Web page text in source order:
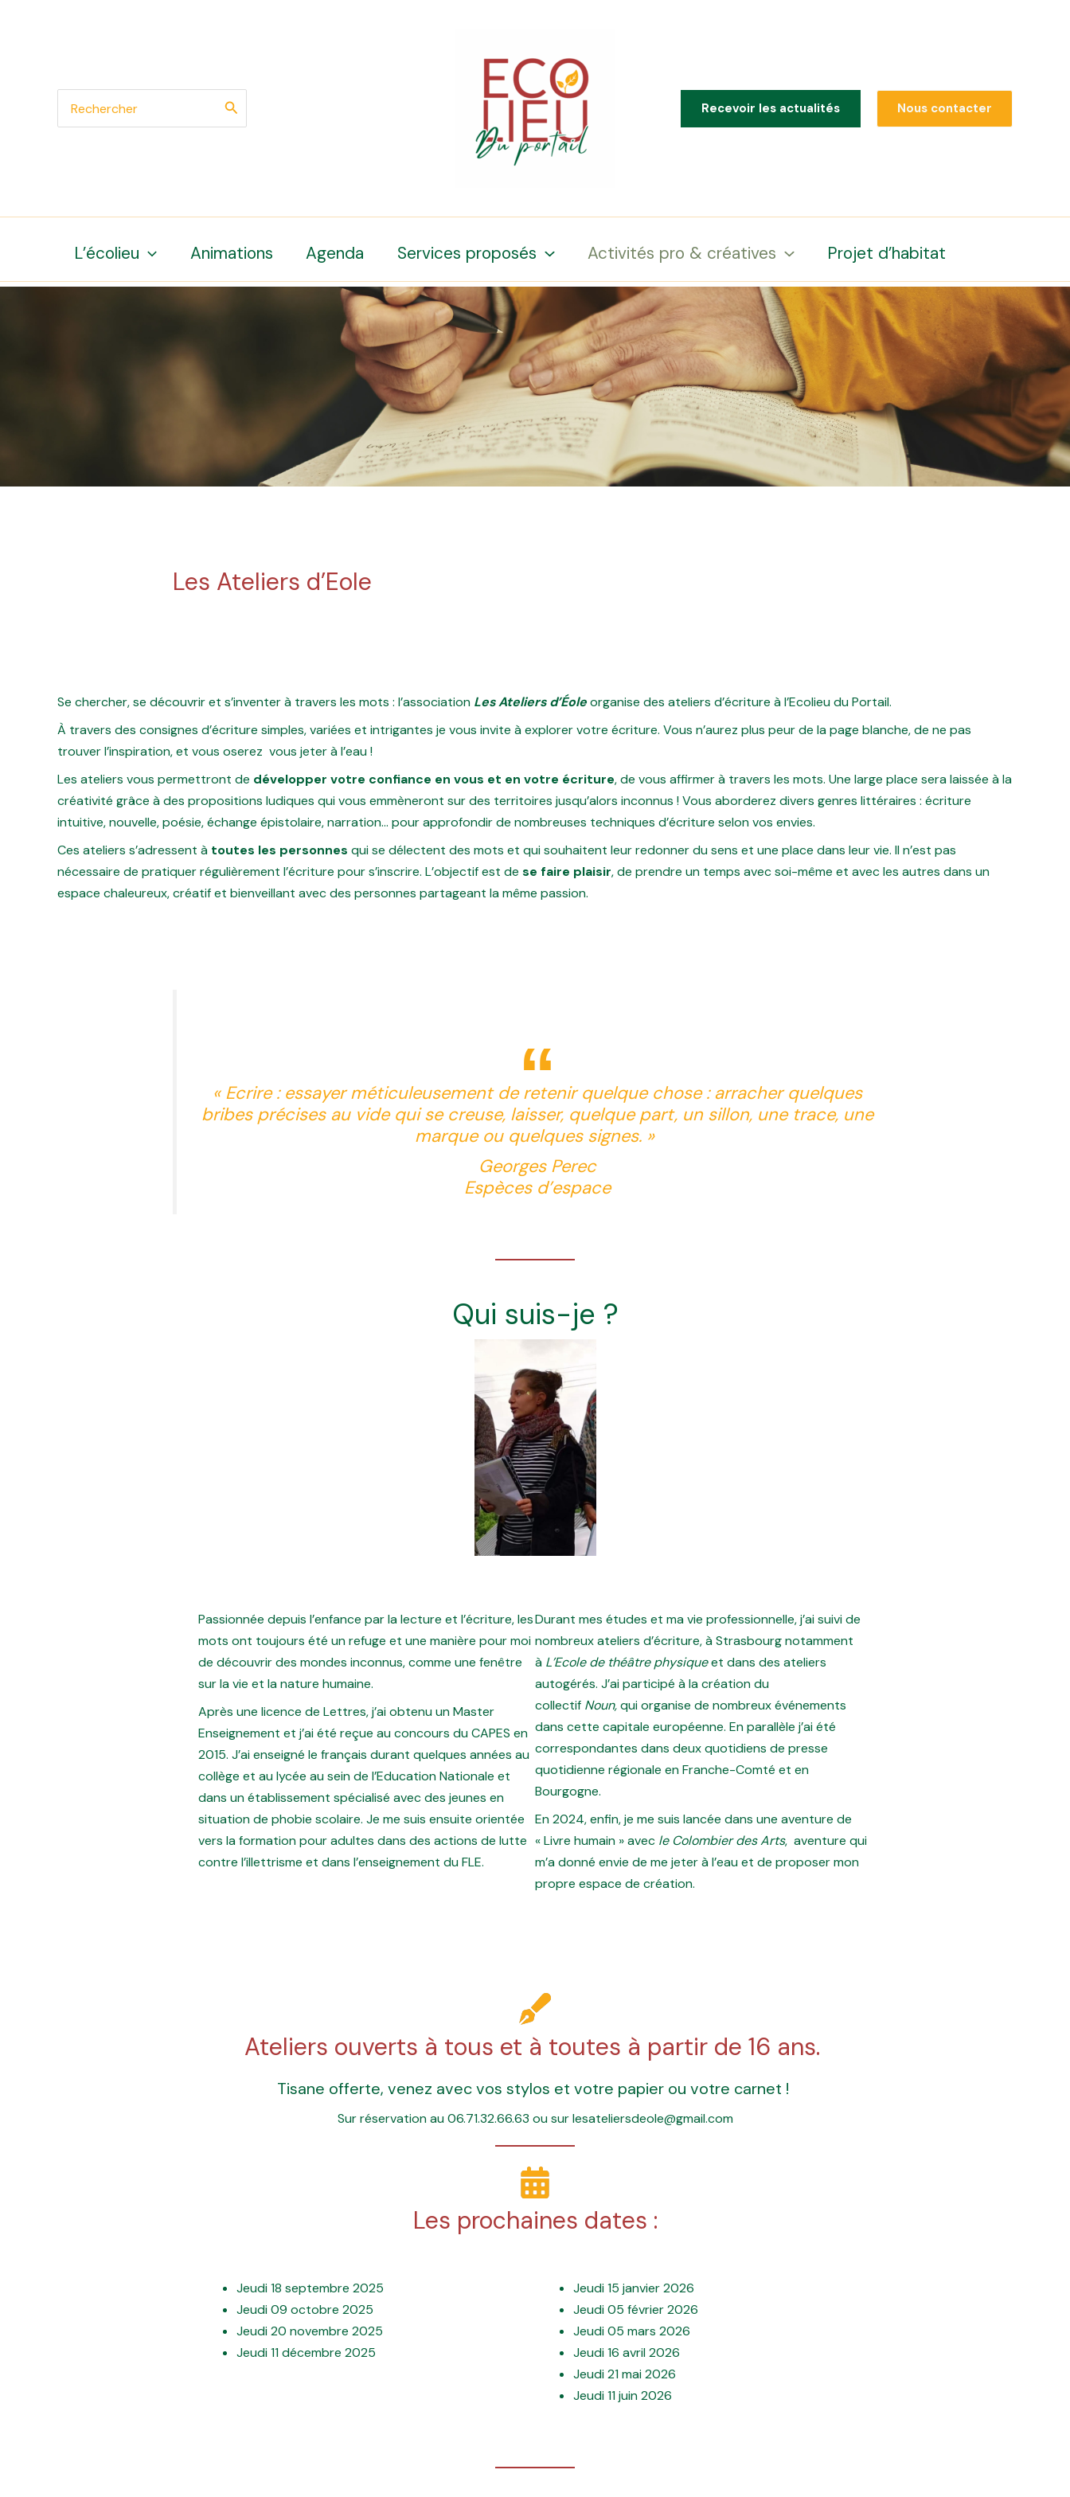
for:
Recevoir les actualités Nous contacter
L’écolieu Animations Agenda Services proposés Activités pro & créatives Projet d’habitat
Les Ateliers d’Eole
Se chercher, se découvrir et s’inventer à travers les mots : l’association Les Ateliers d’Éoleorganise des ateliers d’écriture à l’Ecolieu du Portail.
À travers des consignes d’écriture simples, variées et intrigantes je vous invite à explorer votre écriture. Vous n’aurez plus peur de la page blanche, de ne pas
trouver l’inspiration, et vous oserez vous jeter à l’eau !
Les ateliers vous permettront de développer votre confiance en vous et en votre écriture, de vous affirmer à travers les mots. Une large place sera laissée à la
créativité grâce à des propositions ludiques qui vous emmèneront sur des territoires jusqu’alors inconnus ! Vous aborderez divers genres littéraires : écriture
intuitive, nouvelle, poésie, échange épistolaire, narration… pour approfondir de nombreuses techniques d’écriture selon vos envies.
Ces ateliers s’adressent à toutes les personnes qui se délectent des mots et qui souhaitent leur redonner du sens et une place dans leur vie. Il n’est pas
nécessaire de pratiquer régulièrement l’écriture pour s’inscrire. L’objectif est de se faire plaisir, de prendre un temps avec soi-même et avec les autres dans un
espace chaleureux, créatif et bienveillant avec des personnes partageant la même passion.
« Ecrire : essayer méticuleusement de retenir quelque chose : arracher quelques
bribes précises au vide qui se creuse, laisser, quelque part, un sillon, une trace, une
marque ou quelques signes. »
Georges Perec
Espèces d’espace
Qui suis-je ?
Passionnée depuis l’enfance par la lecture et l’écriture, les
mots ont toujours été un refuge et une manière pour moi
de découvrir des mondes inconnus, comme une fenêtre
sur la vie et la nature humaine.
Après une licence de Lettres, j’ai obtenu un Master
Enseignement et j’ai été reçue au concours du CAPES en
2015. J’ai enseigné le français durant quelques années au
collège et au lycée au sein de l’Education Nationale et
dans un établissement spécialisé avec des jeunes en
situation de phobie scolaire. Je me suis ensuite orientée
vers la formation pour adultes dans des actions de lutte
contre l’illettrisme et dans l’enseignement du FLE.
Durant mes études et ma vie professionnelle, j’ai suivi de
nombreux ateliers d’écriture, à Strasbourg notamment
à L’Ecole de théâtre physiqueet dans des ateliers
autogérés. J’ai participé à la création du
collectif Noun,qui organise de nombreux événements
dans cette capitale européenne. En parallèle j’ai été
correspondantes dans deux quotidiens de presse
quotidienne régionale en Franche-Comté et en
Bourgogne.
En 2024, enfin, je me suis lancée dans une aventure de
« Livre humain » avec le Colombier des Arts, aventure qui
m’a donné envie de me jeter à l’eau et de proposer mon
propre espace de création.
Ateliers ouverts à tous et à toutes à partir de 16 ans.
Tisane offerte, venez avec vos stylos et votre papier ou votre carnet !
Sur réservation au 06.71.32.66.63 ou sur lesateliersdeole@gmail.com
Les prochaines dates :
Jeudi 18 septembre 2025
Jeudi 09 octobre 2025
Jeudi 20 novembre 2025
Jeudi 11 décembre 2025
Jeudi 15 janvier 2026
Jeudi 05 février 2026
Jeudi 05 mars 2026
Jeudi 16 avril 2026
Jeudi 21 mai 2026
Jeudi 11 juin 2026